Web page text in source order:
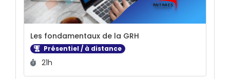
Les fondamentaux de la GRH
Présentiel / à distance
Durée :
21h